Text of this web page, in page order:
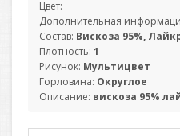
Цвет:
Дополнительная
Состав: Вискоза 95%,
Плотность: 1
Рисунок: Мультицвет
Горловина: Округлое
Описание: вискоза 95%